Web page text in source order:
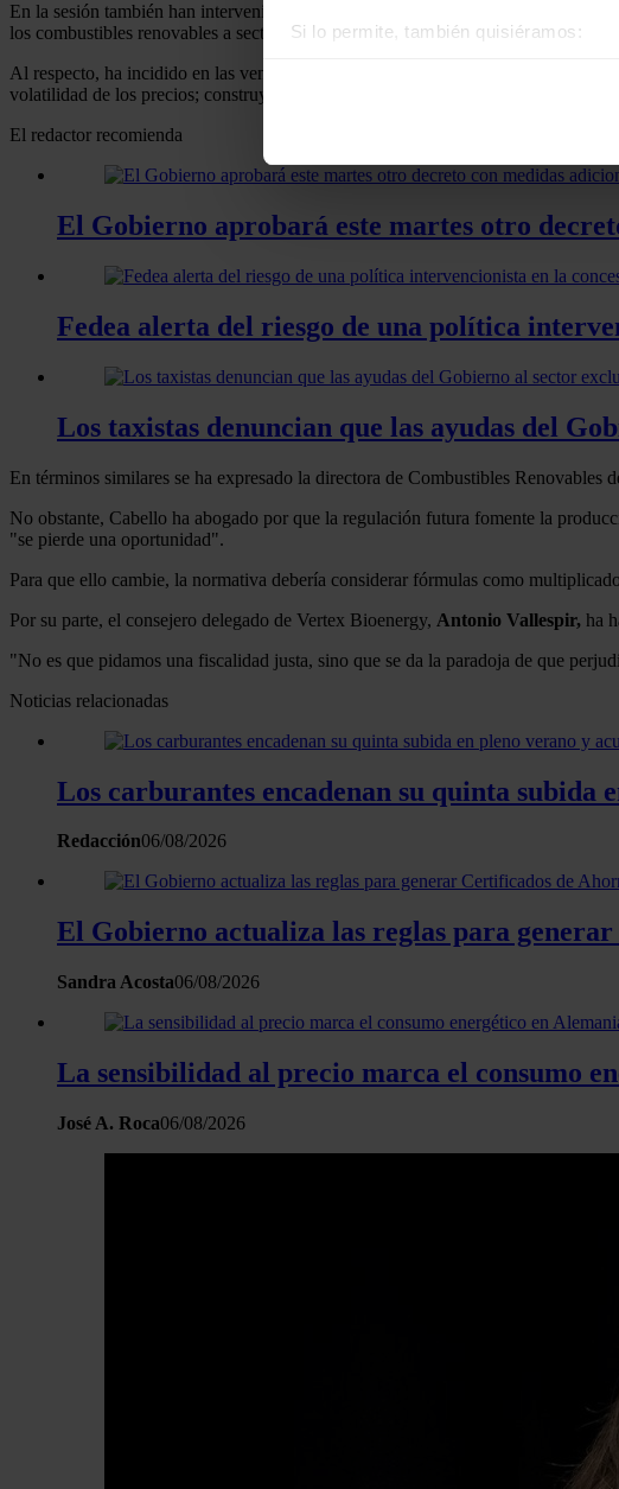
Si lo permite, también quisiéramos:
Las cookies de este sitio web se
y analizar el tráfico. Además,
redes sociales, publicidad y análisis
En la sesión también han intervenido representantes de la industria, como el
los combustibles renovables a sectores concretos hace "más difícil" escalar su
Al respecto, ha incidido en las ventajas de estos carburantes, "que se producen
volatilidad de los precios; construyen cadenas de valor locales y rebajan
El redactor recomienda
El Gobierno aprobará este martes otro
Fedea alerta del riesgo de una política
Los taxistas denuncian que las ayudas del
En términos similares se ha expresado la directora de Combustibles Renovables
No obstante, Cabello ha abogado por que la regulación futura fomente la
"se pierde una oportunidad".
Para que ello cambie, la normativa debería considerar fórmulas como
Por su parte, el consejero delegado de Vertex Bioenergy, Antonio Vallespir, ha
"No es que pidamos una fiscalidad justa, sino que se da la paradoja de que
Noticias relacionadas
Los carburantes encadenan su quinta subida
Redacción06/08/2026
El Gobierno actualiza las reglas para
Sandra Acosta06/08/2026
La sensibilidad al precio marca el consumo
José A. Roca06/08/2026